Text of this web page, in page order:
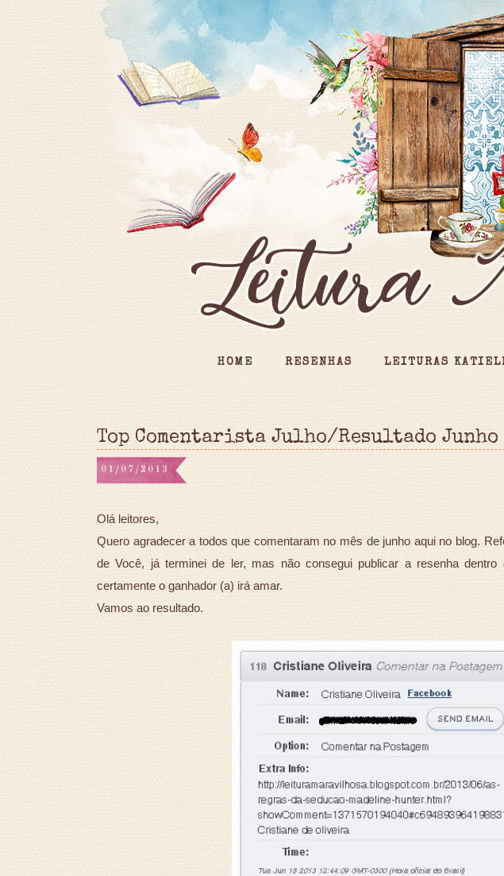
HOME RESENHAS LEITURAS
Top Comentarista Julho/Resultado Junho
01/07/2013
Olá leitores,
Quero agradecer a todos que comentaram no mês de junho aqui no blog.
de Você, já terminei de ler, mas não consegui publicar a resenha
certamente o ganhador (a) irá amar.
Vamos ao resultado.